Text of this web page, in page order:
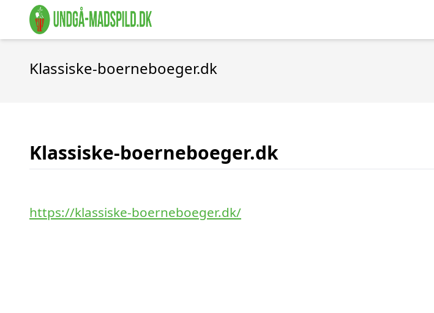
Klassiske-boerneboeger.dk
Klassiske-boerneboeger.dk
https://klassiske-boerneboeger.dk/